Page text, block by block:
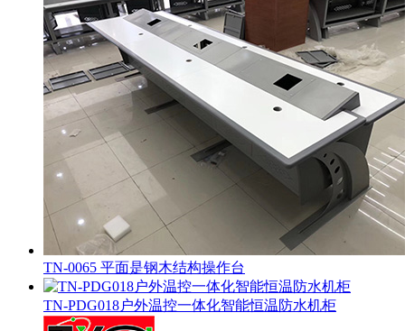
TN-0065 平面是钢木结构操作台
TN-PDG018户外温控一体化智能恒温防水机柜